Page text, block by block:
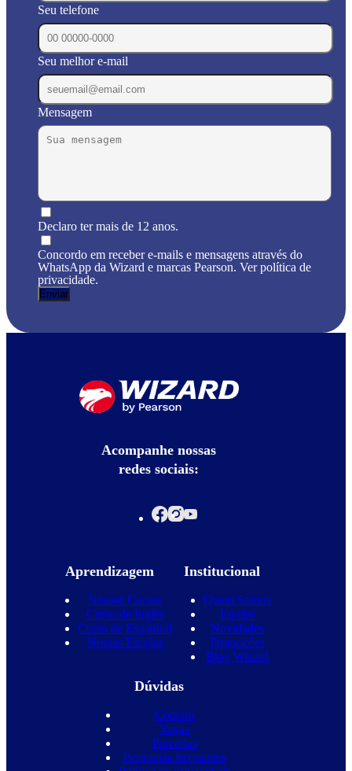
Seu telefone
Seu melhor e-mail
Mensagem
Declaro ter mais de 12 anos.
Concordo em receber e-mails e mensagens através do
WhatsApp da Wizard e marcas Pearson. Ver política de
privacidade.
Acompanhe nossas
redes sociais:
Aprendizagem
Nossos Cursos
Curso de Inglês
Curso de Espanhol
Nossas Escolas
Institucional
Quem Somos
Equipe
Novidades
Promoções
Blog Wizard
Dúvidas
Contato
Vagas
Parcerias
Perguntas frequentes